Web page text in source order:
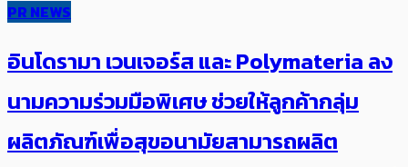
PR NEWS
อินโดรามา เวนเจอร์ส และ Polymateria ลง
นามความร่วมมือพิเศษ ช่วยให้ลูกค้ากลุ่ม
ผลิตภัณฑ์เพื่อสุขอนามัยสามารถผลิต